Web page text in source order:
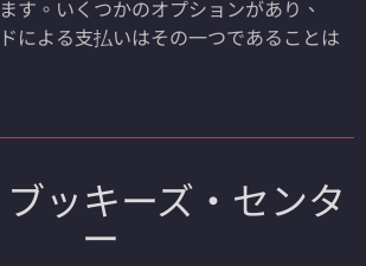
す。いくつかのオプションがあり、
による支払いはその一つであることは
ッキーズ・センタ
ー